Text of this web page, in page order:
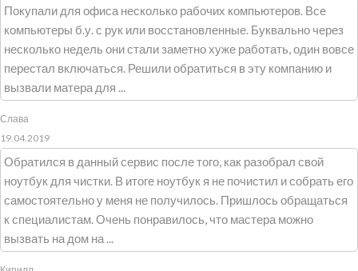
Покупали для офиса несколько рабочих компьютеров. Все
компьютеры б.у. с рук или восстановленные. Буквально через
несколько недель они стали заметно хуже работать, один вовсе
перестал включаться. Решили обратиться в эту компанию и
вызвали матера для ...
Слава
19.04.2019
Обратился в данный сервис после того, как разобрал свой
ноутбук для чистки. В итоге ноутбук я не почистил и собрать его
самостоятельно у меня не получилось. Пришлось обращаться
к специалистам. Очень понравилось, что мастера можно
вызвать на дом на ...